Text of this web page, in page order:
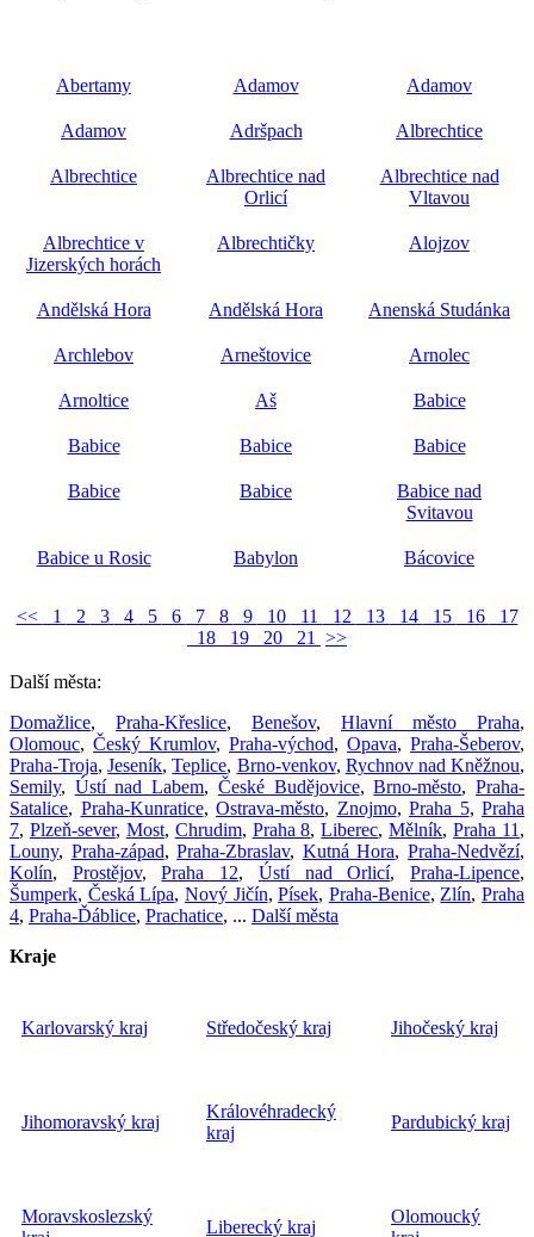
Abertamy Adamov Adamov
Adamov Adršpach Albrechtice
Albrechtice
Albrechtice nad
Orlicí
Albrechtice nad
Vltavou
Albrechtice v
Jizerských horách
Albrechtičky Alojzov
Andělská Hora Andělská Hora Anenská Studánka
Archlebov Arneštovice Arnolec
Arnoltice Aš Babice
Babice Babice Babice
Babice Babice
Babice nad
Svitavou
Babice u Rosic Babylon Bácovice
<< 1 2 3 4 5 6 7 8 9 10 11 12 13 14 15 16
17
18
19 20 21 >>
Další města:
Domažlice, Praha-Křeslice, Benešov, Hlavní město Praha,
Olomouc, Český Krumlov, Praha-východ, Opava, Praha-Šeberov,
Praha-Troja,Jeseník,Teplice, Brno-venkov, Rychnov nad Kněžnou,
Semily, Ústí nad Labem, České Budějovice,Brno-město,Praha-
Satalice, Praha-Kunratice, Ostrava-město, Znojmo, Praha 5, Praha
7, Plzeň-sever, Most, Chrudim, Praha 8,Liberec,Mělník,Praha 11 ,
Louny, Praha-západ,Praha-Zbraslav, Kutná Hora,Praha-Nedvězí,
Kolín, Prostějov,Praha 12, Ústí nad Orlicí,Praha-Lipence,
Šumperk, Česká Lípa, Nový Jičín,Písek, Praha-Benice, Zlín, Praha
4, Praha-Ďáblice, Prachatice, ... Další města
Kraje
Karlovarský kraj Středočeský kraj Jihočeský kraj
Jihomoravský kraj
Královéhradecký
kraj
Pardubický kraj
Moravskoslezský
Liberecký kraj
Olomoucký